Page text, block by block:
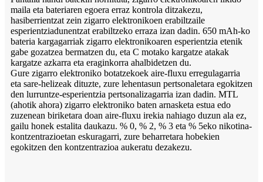
maila eta bateriaren egoera erraz kontrola ditzakezu,
hasiberrientzat zein zigarro elektronikoen erabiltzaile
esperientziadunentzat erabiltzeko erraza izan dadin. 650 mAh-ko
bateria kargagarriak zigarro elektronikoaren esperientzia etenik
gabe gozatzea bermatzen du, eta C motako kargatze atakak
kargatze azkarra eta eraginkorra ahalbidetzen du.
Gure zigarro elektroniko botatzekoek aire-fluxu erregulagarria
eta sare-helizeak dituzte, zure lehentasun pertsonaletara egokitzen
den lurruntze-esperientzia pertsonalizagarria izan dadin. MTL
(ahotik ahora) zigarro elektroniko baten arnasketa estua edo
zuzenean biriketara doan aire-fluxu irekia nahiago duzun ala ez,
gailu honek estalita daukazu. % 0, % 2, % 3 eta % 5eko nikotina-
kontzentrazioetan eskuragarri, zure beharretara hobekien
egokitzen den kontzentrazioa aukeratu dezakezu.